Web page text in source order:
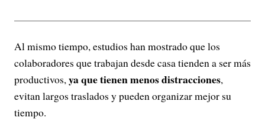
Al mismo tiempo, estudios han mostrado que los
colaboradores que trabajan desde casa tienden a ser más
productivos,ya que tienen menos distracciones,
evitan largos traslados y pueden organizar mejor su
tiempo.